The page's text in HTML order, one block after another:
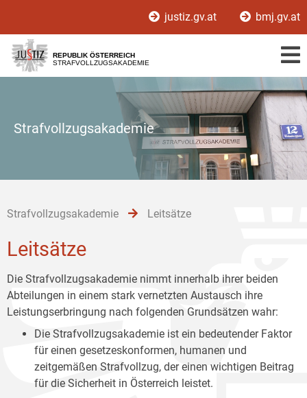
[1]
[2]
[3]
justiz.gv.at bmj.gv.at
REPUBLIK ÖSTERREICH
STRAFVOLLZUGSAKADEMIE
Strafvollzugsakademie
Strafvollzugsakademie Leitsätze
Leitsätze
Die Strafvollzugsakademie nimmt innerhalb ihrer beiden
Abteilungen in einem stark vernetzten Austausch ihre
Leistungserbringung nach folgenden Grundsätzen wahr:
Die Strafvollzugsakademie ist ein bedeutender Faktor
für einen gesetzeskonformen, humanen und
zeitgemäßen Strafvollzug, der einen wichtigen Beitrag
für die Sicherheit in Österreich leistet.